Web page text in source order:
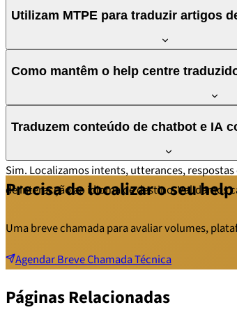
Utilizam MTPE para traduzir artigos
Sim, para volumes elevados utilizamos MTPE
suporte. Para conteúdo crítico (segurança,
Como mantêm o help centre
Utilizamos memórias de tradução e tracking
processo pode ser automatizado via
Traduzem conteúdo de chatbot e IA
Sim. Localizamos intents, utterances,
de interacção ao idioma de destino.
Precisa de localizar o seu
Uma breve chamada para avaliar volumes,
Agendar Breve Chamada Técnica
Páginas Relacionadas